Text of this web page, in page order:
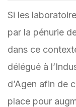
Si les
par la pénurie
dans ce
délégué à
d’Agen afin de
place pour